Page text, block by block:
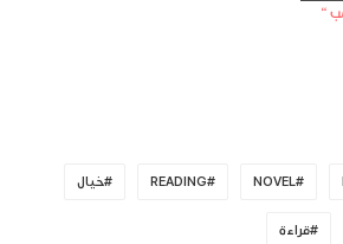
NOVEL
READING خيال
قراءة